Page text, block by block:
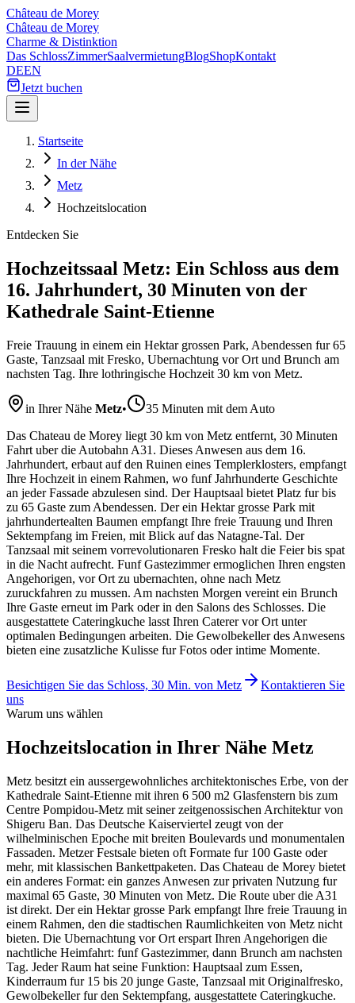
Château de Morey
Château de Morey
Charme & Distinktion
Das SchlossZimmerSaalvermietungBlogShopKontakt
DEEN
Jetzt buchen
Startseite
In der Nähe
Metz
Hochzeitslocation
Entdecken Sie
Hochzeitssaal Metz: Ein Schloss aus dem
16. Jahrhundert, 30 Minuten von der
Kathedrale Saint-Etienne
Freie Trauung in einem ein Hektar grossen Park, Abendessen fur 65
Gaste, Tanzsaal mit Fresko, Ubernachtung vor Ort und Brunch am
nachsten Tag. Ihre lothringische Hochzeit 30 km von Metz.
in Ihrer Nähe Metz•
35 Minuten mit dem Auto
Das Chateau de Morey liegt 30 km von Metz entfernt, 30 Minuten
Fahrt uber die Autobahn A31. Dieses Anwesen aus dem 16.
Jahrhundert, erbaut auf den Ruinen eines Templerklosters, empfangt
Ihre Hochzeit in einem Rahmen, wo funf Jahrhunderte Geschichte
an jeder Fassade abzulesen sind. Der Hauptsaal bietet Platz fur bis
zu 65 Gaste zum Abendessen. Der ein Hektar grosse Park mit
jahrhundertealten Baumen empfangt Ihre freie Trauung und Ihren
Sektempfang im Freien, mit Blick auf das Natagne-Tal. Der
Tanzsaal mit seinem vorrevolutionaren Fresko halt die Feier bis spat
in die Nacht aufrecht. Funf Gastezimmer ermoglichen Ihren engsten
Angehorigen, vor Ort zu ubernachten, ohne nach Metz
zuruckfahren zu mussen. Am nachsten Morgen vereint ein Brunch
Ihre Gaste erneut im Park oder in den Salons des Schlosses. Die
ausgestattete Cateringkuche lasst Ihren Caterer vor Ort unter
optimalen Bedingungen arbeiten. Die Gewolbekeller des Anwesens
bieten eine zusatzliche Kulisse fur Fotos oder intime Momente.
Besichtigen Sie das Schloss, 30 Min. von Metz
Kontaktieren Sie
uns
Warum uns wählen
Hochzeitslocation in Ihrer Nähe Metz
Metz besitzt ein aussergewohnliches architektonisches Erbe, von der
Kathedrale Saint-Etienne mit ihren 6 500 m2 Glasfenstern bis zum
Centre Pompidou-Metz mit seiner zeitgenossischen Architektur von
Shigeru Ban. Das Deutsche Kaiserviertel zeugt von der
wilhelminischen Epoche mit breiten Boulevards und monumentalen
Fassaden. Metzer Festsale bieten oft Formate fur 100 Gaste oder
mehr, mit klassischen Bankettpaketen. Das Chateau de Morey bietet
ein anderes Format: ein ganzes Anwesen zur privaten Nutzung fur
maximal 65 Gaste, 30 Minuten von Metz. Die Route uber die A31
ist direkt. Der ein Hektar grosse Park empfangt Ihre freie Trauung in
einem Rahmen, den die stadtischen Raumlichkeiten von Metz nicht
bieten. Die Ubernachtung vor Ort erspart Ihren Angehorigen die
nachtliche Heimfahrt: funf Gastezimmer, dann Brunch am nachsten
Tag. Jeder Raum hat seine Funktion: Hauptsaal zum Essen,
Kinderraum fur 15 bis 20 junge Gaste, Tanzsaal mit Originalfresko,
Gewolbekeller fur den Sektempfang, ausgestattete Cateringkuche.